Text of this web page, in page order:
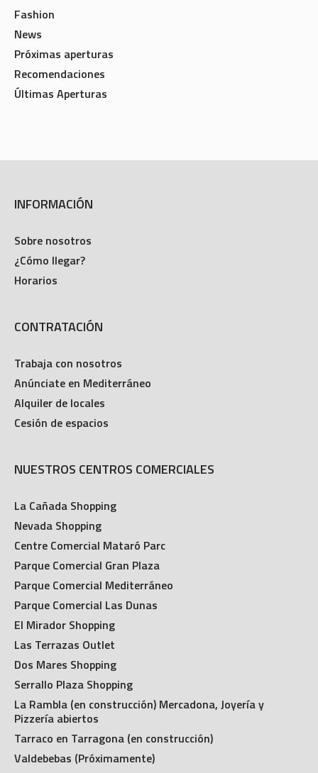
Fashion
News
Próximas aperturas
Recomendaciones
Últimas Aperturas
INFORMACIÓN
Sobre nosotros
¿Cómo llegar?
Horarios
CONTRATACIÓN
Trabaja con nosotros
Anúnciate en Mediterráneo
Alquiler de locales
Cesión de espacios
NUESTROS CENTROS COMERCIALES
La Cañada Shopping
Nevada Shopping
Centre Comercial Mataró Parc
Parque Comercial Gran Plaza
Parque Comercial Mediterráneo
Parque Comercial Las Dunas
El Mirador Shopping
Las Terrazas Outlet
Dos Mares Shopping
Serrallo Plaza Shopping
La Rambla (en construcción) Mercadona, Joyería y
Pizzería abiertos
Tarraco en Tarragona (en construcción)
Valdebebas (Próximamente)